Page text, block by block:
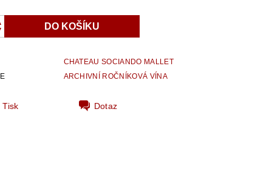
CHATEAU SOCIANDO MALLET
ARCHIVNÍ ROČNÍKOVÁ VÍNA
Tisk Dotaz